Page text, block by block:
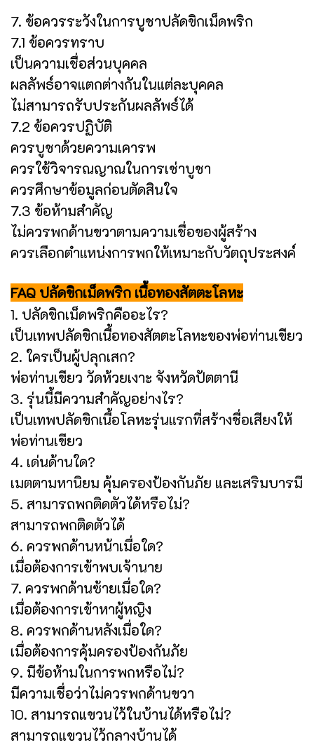
7. ข้อควรระวังในการบูชาปลัดขิกเม็ดพริก
7.1 ข้อควรทราบ
เป็นความเชื่อส่วนบุคคล
ผลลัพธ์อาจแตกต่างกันในแต่ละบุคคล
ไม่สามารถรับประกันผลลัพธ์ได้
7.2 ข้อควรปฏิบัติ
ควรบูชาด้วยความเคารพ
ควรใช้วิจารณญาณในการเช่าบูชา
ควรศึกษาข้อมูลก่อนตัดสินใจ
7.3 ข้อห้ามสำคัญ
ไม่ควรพกด้านขวาตามความเชื่อของผู้สร้าง
ควรเลือกตำแหน่งการพกให้เหมาะกับวัตถุประสงค์
FAQ ปลัดขิกเม็ดพริก เนื้อทองสัตตะโลหะ
1. ปลัดขิกเม็ดพริกคืออะไร?
เป็นเทพปลัดขิกเนื้อทองสัตตะโลหะของพ่อท่านเขียว
2. ใครเป็นผู้ปลุกเสก?
พ่อท่านเขียว วัดห้วยเงาะ จังหวัดปัตตานี
3. รุ่นนี้มีความสำคัญอย่างไร?
เป็นเทพปลัดขิกเนื้อโลหะรุ่นแรกที่สร้างชื่อเสียงให้
พ่อท่านเขียว
4. เด่นด้านใด?
เมตตามหานิยม คุ้มครองป้องกันภัย และเสริมบารมี
5. สามารถพกติดตัวได้หรือไม่?
สามารถพกติดตัวได้
6. ควรพกด้านหน้าเมื่อใด?
เมื่อต้องการเข้าพบเจ้านาย
7. ควรพกด้านซ้ายเมื่อใด?
เมื่อต้องการเข้าหาผู้หญิง
8. ควรพกด้านหลังเมื่อใด?
เมื่อต้องการคุ้มครองป้องกันภัย
9. มีข้อห้ามในการพกหรือไม่?
มีความเชื่อว่าไม่ควรพกด้านขวา
10. สามารถแขวนไว้ในบ้านได้หรือไม่?
สามารถแขวนไว้กลางบ้านได้